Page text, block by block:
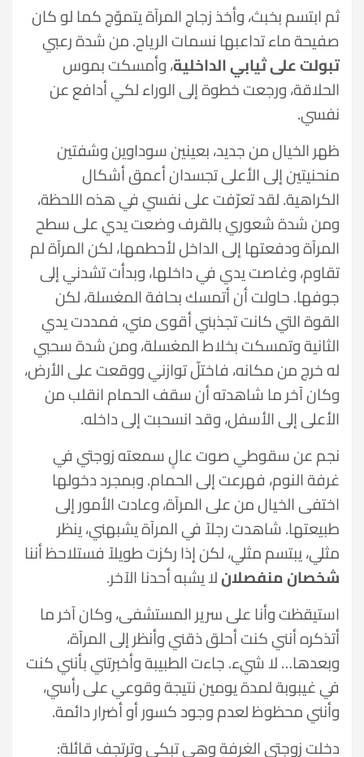
ثم ابتسم بخبث، وأخذ زجاج المرآة يتموّج كما لو كان
صفيحة ماء تداعبها نسمات الرياح. من شدة رعبي
تبولت على ثيابي الداخلية، وأمسكت بموس
الحلاقة، ورجعت خطوة إلى الوراء لكي أدافع عن
نفسي.
ظهر الخيال من جديد، بعينين سوداوين وشفتين
منحنيتين إلى الأعلى تجسدان أعمق أشكال
الكراهية. لقد تعرّفت على نفسي في هذه اللحظة،
ومن شدة شعوري بالقرف وضعت يدي على سطح
المرآة ودفعتها إلى الداخل لأحطمها، لكن المرآة لم
تقاوم، وغاصت يدي في داخلها، وبدأت تشدني إلى
جوفها. حاولت أن أتمسك بحافة المغسلة، لكن
القوة التي كانت تجذبني أقوى مني، فمددت يدي
الثانية وتمسكت بخلاط المغسلة، ومن شدة سحبي
له خرج من مكانه، فاختلّ توازني ووقعت على الأرض،
وكان آخر ما شاهدته أن سقف الحمام انقلب من
الأعلى إلى الأسفل، وقد انسحبت إلى داخله.
نجم عن سقوطي صوت عالٍ سمعته زوجتي في
غرفة النوم، فهرعت إلى الحمام. وبمجرد دخولها
اختفى الخيال من على المرآة، وعادت الأمور إلى
طبيعتها. شاهدت رجلاً في المرآة يشبهني، ينظر
مثلي، يبتسم مثلي، لكن إذا ركزت طويلاً فستلاحظ أننا
شخصان منفصلانلا يشبه أحدنا الآخر.
استيقظت وأنا على سرير المستشفى، وكان آخر ما
أتذكره أنني كنت أحلق ذقني وأنظر إلى المرآة،
وبعدها… لا شيء. جاءت الطبيبة وأخبرتني بأنني كنت
في غيبوبة لمدة يومين نتيجة وقوعي على رأسي،
وأنني محظوظ لعدم وجود كسور أو أضرار دائمة.
دخلت زوجتي الغرفة وهي تبكي وترتجف قائلة: